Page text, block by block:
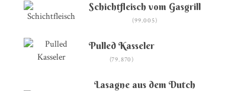
Schichtfleisch vom Gasgrill
(99.005)
Pulled Kasseler
(79.870)
Lasagne aus dem Dutch